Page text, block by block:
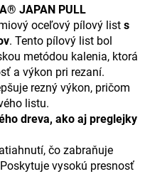
JAPAN PULL
oceľový pílový list s
. Tento pílový list bol
metódou kalenia, ktorá
a výkon pri rezaní.
rezný výkon, pričom
listu.
dreva, ako aj preglejky
čo zabraňuje
vysokú presnosť